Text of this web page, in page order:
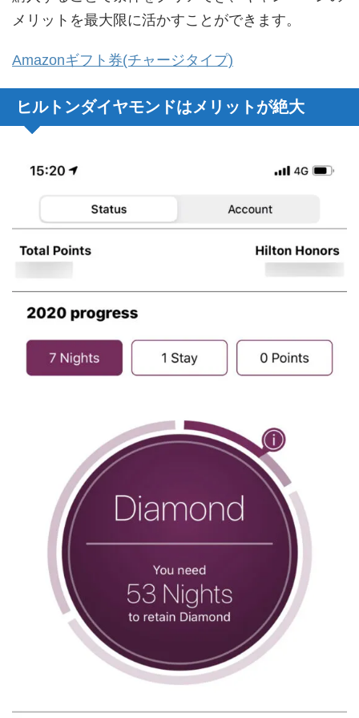
メリットを最大限に活かすことができます。
Amazonギフト券(チャージタイプ)
ヒルトンダイヤモンドはメリットが絶大